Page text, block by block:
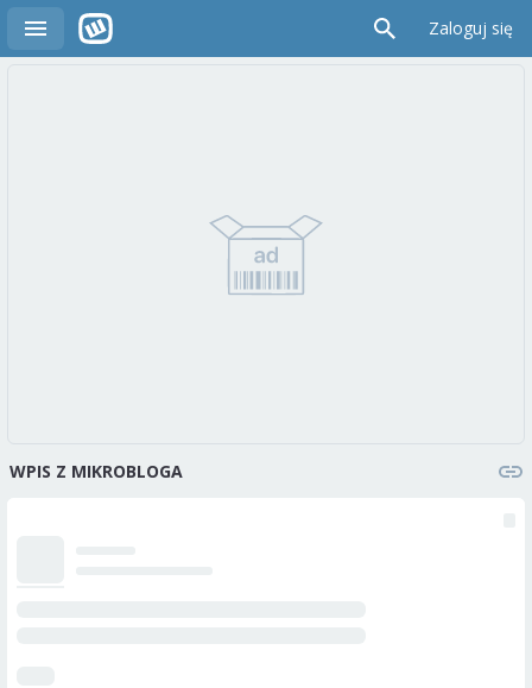
Zaloguj się
WPIS Z MIKROBLOGA